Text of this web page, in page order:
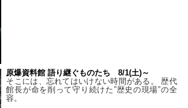
原爆資料館 語り継ぐものたち 8/1(土)～
そこには、忘れてはいけない時間がある。 歴代
館長が命を削って守り続けた”歴史の現場”の全
容。